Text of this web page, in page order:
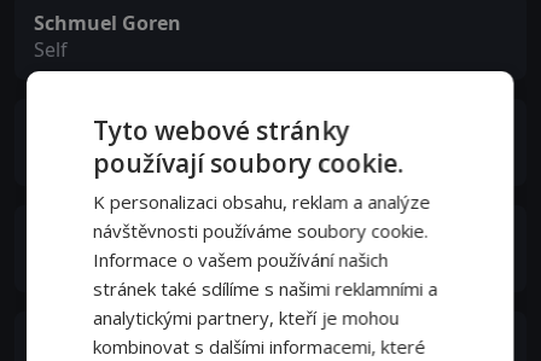
Schmuel Goren
Self
Hazem Kandil
Khaled Fahmy
Moshe Buchbut
Tyto webové stránky
používají soubory cookie.
K personalizaci obsahu, reklam a analýze
návštěvnosti používáme soubory cookie.
Informace o vašem používání našich
stránek také sdílíme s našimi reklamními a
analytickými partnery, kteří je mohou
kombinovat s dalšími informacemi, které